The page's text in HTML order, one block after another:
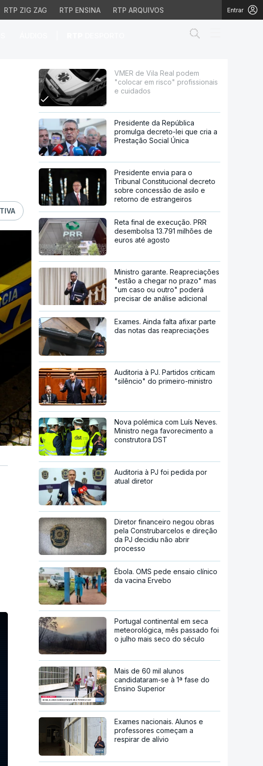
RTP ZIG ZAG RTP ENSINA RTP ARQUIVOS Entrar
risco" profissionais e
VMER de Vila Real podem
"colocar em risco" profissionais
e cuidados
Presidente da República
promulga decreto-lei que cria a
Prestação Social Única
Presidente envia para o
Tribunal Constitucional decreto
sobre concessão de asilo e
retorno de estrangeiros
Reta final de execução. PRR
desembolsa 13.791 milhões de
euros até agosto
Ministro garante. Reapreciações
"estão a chegar no prazo" mas
"um caso ou outro" poderá
precisar de análise adicional
Exames. Ainda falta afixar parte
das notas das reapreciações
Auditoria à PJ. Partidos criticam
"silêncio" do primeiro-ministro
Nova polémica com Luís Neves.
Ministro nega favorecimento a
construtora DST
Auditoria à PJ foi pedida por
atual diretor
Diretor financeiro negou obras
pela Construbarcelos e direção
da PJ decidiu não abrir
processo
Ébola. OMS pede ensaio clínico
da vacina Ervebo
Portugal continental em seca
meteorológica, mês passado foi
o julho mais seco do século
Mais de 60 mil alunos
candidataram-se à 1ª fase do
Ensino Superior
Exames nacionais. Alunos e
professores começam a
respirar de alívio